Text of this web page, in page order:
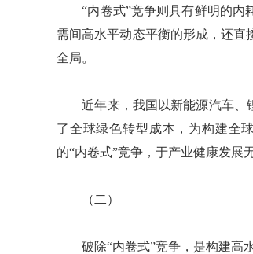
“内卷式”竞争则具有鲜明的内
需间高水平动态平衡的形成，还
全局。
近年来，我国以新能源汽车、锂
了全球绿色转型成本，为构建全
的“内卷式”竞争，于产业健康发展
（二）
破除“内卷式”竞争，是构建高水